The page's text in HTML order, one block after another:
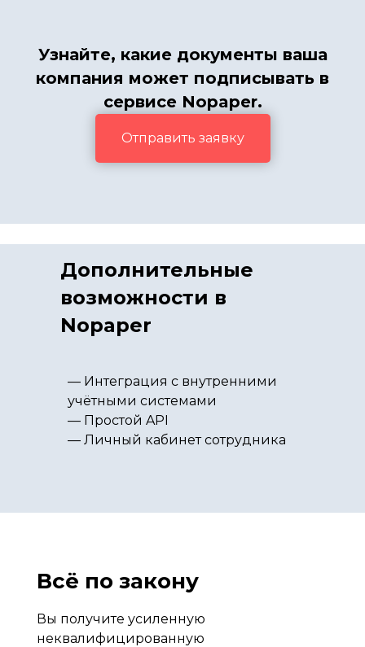
Узнайте, какие документы ваша
компания может подписывать в
сервисе Nopaper.
Отправить заявку
— Интеграция с внутренними
учётными системами
— Простой API
— Личный кабинет сотрудника
Дополнительные
возможности в
Nopaper
Вы получите усиленную
неквалифицированную
Всё по закону